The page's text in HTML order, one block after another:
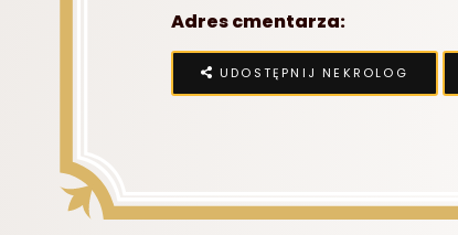
Adres cmentarza:
UDOSTĘPNIJ NEKROLOG